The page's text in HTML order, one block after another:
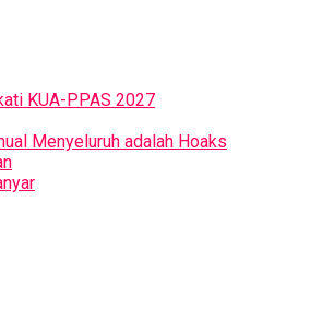
KUA-PPAS 2027
Menyeluruh adalah Hoaks